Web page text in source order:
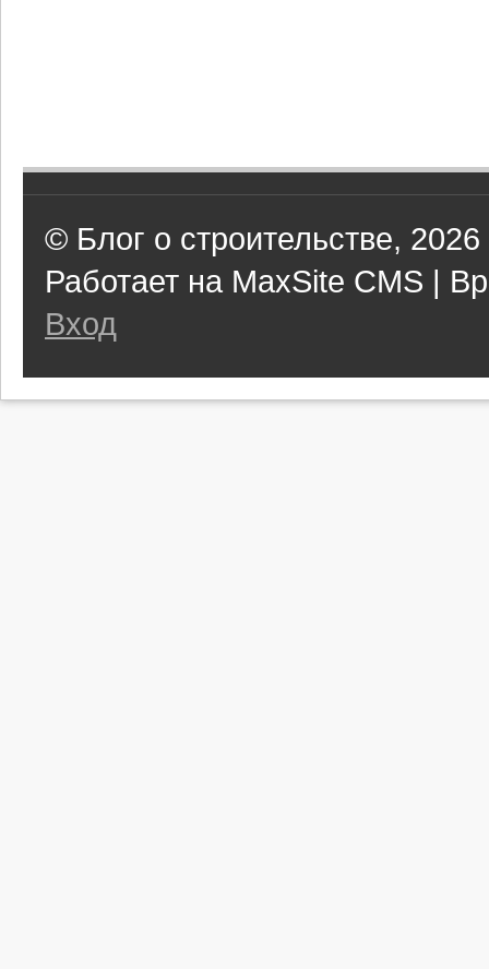
© Блог о строительстве, 2026
Работает на MaxSite CMS |
Вход